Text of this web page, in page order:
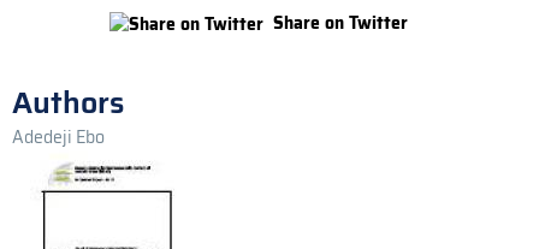
Share on Twitter
Authors
Adedeji Ebo